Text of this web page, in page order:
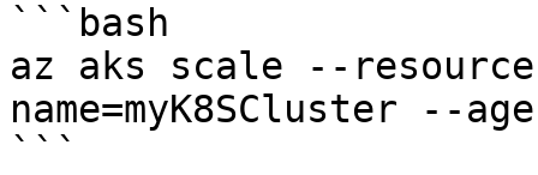
```bash
az aks scale --
name=myK8SCluster --
```